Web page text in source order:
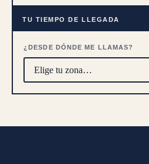
TU TIEMPO DE LLEGADA
¿DESDE DÓNDE ME LLAMAS?